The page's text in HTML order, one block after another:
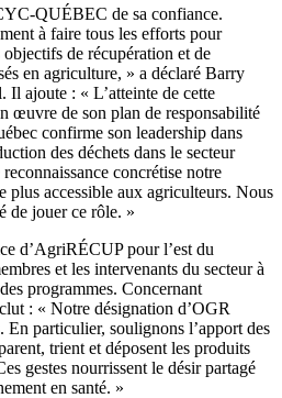
QUÉBEC de sa confiance.
à faire tous les efforts pour
de récupération et de
en agriculture, » a déclaré Barry
Il ajoute : « L’atteinte de cette
œuvre de son plan de responsabilité
confirme son leadership dans
des déchets dans le secteur
concrétise notre
plus accessible aux agriculteurs. Nous
de jouer ce rôle. »
d’AgriRÉCUP pour l’est du
et les intervenants du secteur à
programmes. Concernant
: « Notre désignation d’OGR
particulier, soulignons l’apport des
trient et déposent les produits
gestes nourrissent le désir partagé
en santé. »